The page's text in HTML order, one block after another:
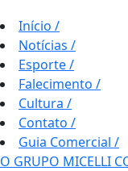
Início /
Notícias /
Esporte/
Falecimento /
Cultura /
Contato /
Guia Comercial /
O GRUPO MICELLI